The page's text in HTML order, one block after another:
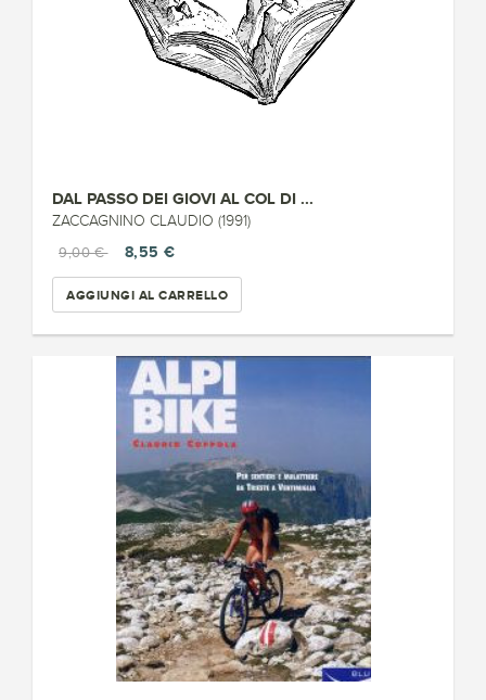
DAL PASSO DEI GIOVI AL COL DI ...
ZACCAGNINO CLAUDIO (1991)
9,00 €
8,55 €
AGGIUNGI AL CARRELLO